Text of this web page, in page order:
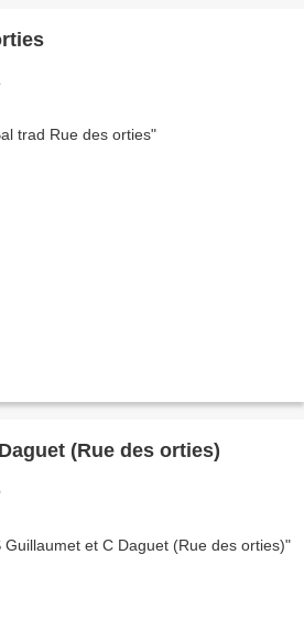
(Rue des orties)